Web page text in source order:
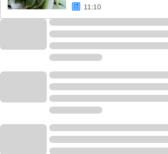
11:10